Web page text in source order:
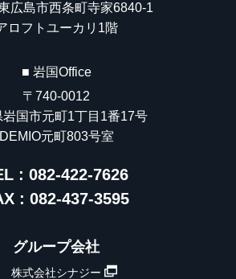
広島市西条町寺家6840-1
ロフトユーカリ1階
■ 岩国Office
〒740-0012
岩国市元町1丁目1番17号
DEMIO元町803号室
: 082-422-7626
: 082-437-3595
グループ会社
株式会社シナジー